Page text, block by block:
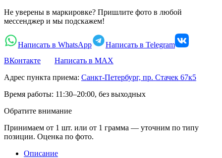
Не уверены в маркировке? Пришлите фото в любой
мессенджер и мы подскажем!
Написать в WhatsApp
Написать в Telegram
ВКонтакте
Написать в MAX
Адрес пункта приема: Санкт-Петербург, пр. Стачек 67к5
Время работы: 11:30–20:00, без выходных
Обратите внимание
Принимаем от 1 шт. или от 1 грамма — уточним по типу
позиции. Оценка по фото.
Описание